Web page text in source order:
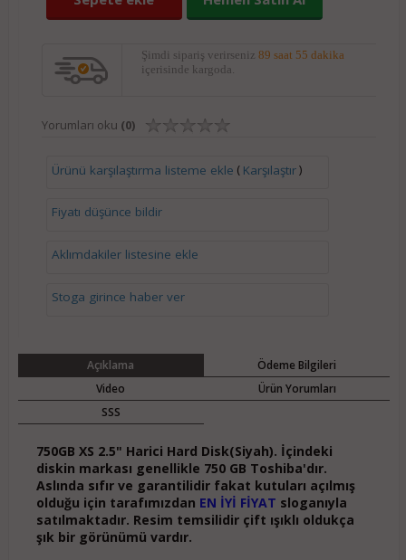
Şimdi sipariş verirseniz 89 saat 55 dakika
içerisinde kargoda.
Yorumları oku (0)
Ürünü karşılaştırma listeme ekle ( Karşılaştır)
Fiyatı düşünce bildir
Aklımdakiler listesine ekle
Stoga girince haber ver
Açıklama
Ödeme Bilgileri
Video
Ürün Yorumları
SSS
750GB XS 2.5" Harici Hard Disk(Siyah). İçindeki
diskin markası genellikle 750 GB Toshiba'dır.
Aslında sıfır ve garantilidir fakat kutuları açılmış
olduğu için tarafımızdan EN İYİ FİYAT sloganıyla
satılmaktadır. Resim temsilidir çift ışıklı oldukça
şık bir görünümü vardır.